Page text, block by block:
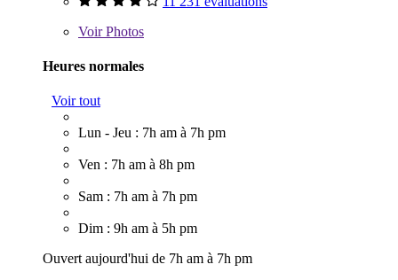
VoirPhotos
Heures normales
Voir tout
Lun - Jeu : 7h am à 7h pm
Ven : 7h am à 8h pm
Sam : 7h am à 7h pm
Dim : 9h am à 5h pm
Ouvert aujourd'hui de 7h am à 7h pm